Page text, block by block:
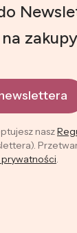
nasz
prywatności.